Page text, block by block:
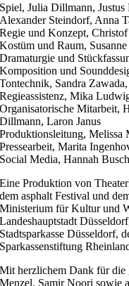
Spiel, Julia Dillmann,
Alexander Steindorf, Anna
Regie und Konzept,
Kostüm und Raum,
Dramaturgie und
Komposition und
Tontechnik, Sandra
Regieassistenz, Mika
Organisatorische Mitarbeit,
Dillmann, Laron Janus
Produktionsleitung, Melissa
Pressearbeit, Marita
Social Media, Hannah
Eine Produktion von
dem asphalt Festival und
Ministerium für Kultur und
Landeshauptstadt
Stadtsparkasse Düsseldorf,
Sparkassenstiftung
Mit herzlichem Dank für die
Menzel, Samir Noori sowie